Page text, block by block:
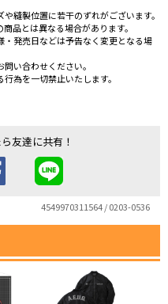
縫製位置に若干のずれがございます。
品とは異なる場合があります。
・発売日などは予告なく変更となる場
い合わせください。
為を一切禁止いたします。
友達に共有！
4549970311564 / 0203-0536